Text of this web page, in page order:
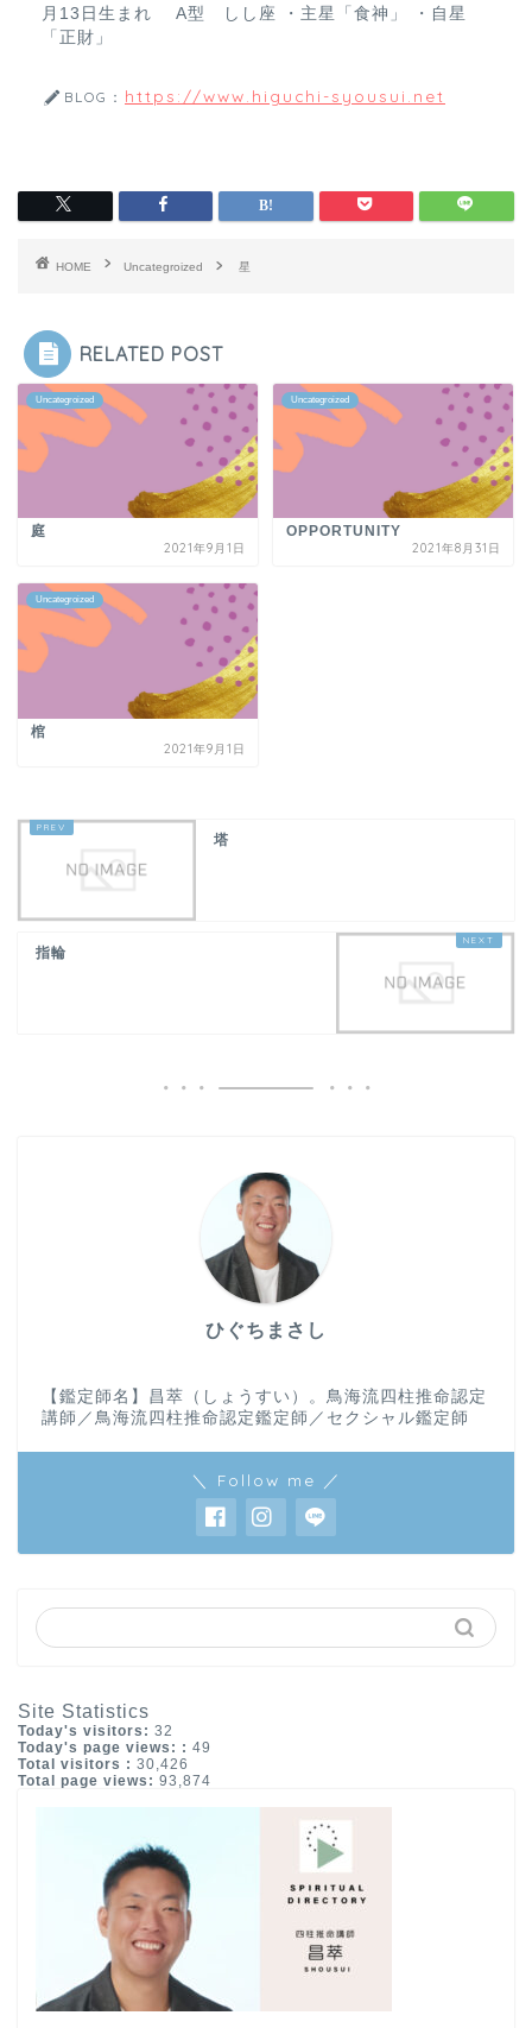
月13日生まれ A型 しし座 ・主星「食神」 ・自星
「正財」
BLOG： https://www.higuchi-syousui.net
HOME Uncategroized 星
RELATED POST
Uncategroized
庭
2021年9月1日
Uncategroized
OPPORTUNITY
2021年8月31日
Uncategroized
棺
2021年9月1日
塔
指輪
ひぐちまさし
【鑑定師名】昌萃（しょうすい）。鳥海流四柱推命認定
講師／鳥海流四柱推命認定鑑定師／セクシャル鑑定師
＼ Follow me ／
Site Statistics
Today's visitors: 32
Today's page views: : 49
Total visitors : 30,426
Total page views: 93,874